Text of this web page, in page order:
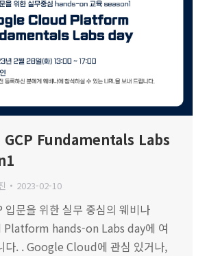
GCP Fundamentals Labs
2023-02-10
문을 위한 실무 중심의 웨비나
hands-on Labs day에 여
다. . Google Cloud에 관심 있거나,